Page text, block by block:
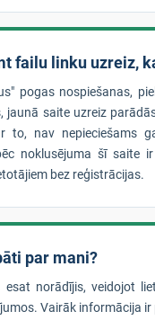
failu linku uzreiz,
pogas nospiešanas,
jaunā saite uzreiz
to, nav nepieciešams
noklusējuma šī saite
bez reģistrācijas.
par mani?
norādījis, veidojot
Vairāk informācija